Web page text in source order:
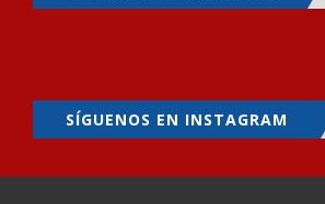
SÍGUENOS EN INSTAGRAM